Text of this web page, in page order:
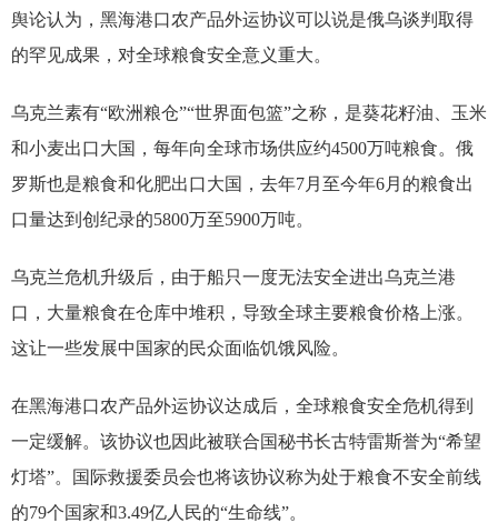
舆论认为，黑海港口农产品外运协议可以说是俄乌谈判取得
的罕见成果，对全球粮食安全意义重大。
乌克兰素有“欧洲粮仓”“世界面包篮”之称，是葵花籽油、玉米
和小麦出口大国，每年向全球市场供应约4500万吨粮食。俄
罗斯也是粮食和化肥出口大国，去年7月至今年6月的粮食出
口量达到创纪录的5800万至5900万吨。
乌克兰危机升级后，由于船只一度无法安全进出乌克兰港
口，大量粮食在仓库中堆积，导致全球主要粮食价格上涨。
这让一些发展中国家的民众面临饥饿风险。
在黑海港口农产品外运协议达成后，全球粮食安全危机得到
一定缓解。该协议也因此被联合国秘书长古特雷斯誉为“希望
灯塔”。国际救援委员会也将该协议称为处于粮食不安全前线
的79个国家和3.49亿人民的“生命线”。